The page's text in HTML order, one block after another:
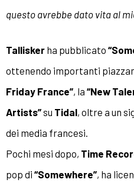
questo avrebbe dato vita al
Tallisker ha pubblicato
ottenendo importanti
Friday France”, la “New
Artists”su Tidal, oltre a un
dei media francesi.
Pochi mesi dopo, Time
pop di “Somewhere”, ha